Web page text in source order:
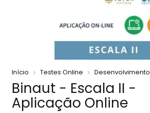
Início Testes Online Desenvolvimento
Binaut - Escala II -
Aplicação Online